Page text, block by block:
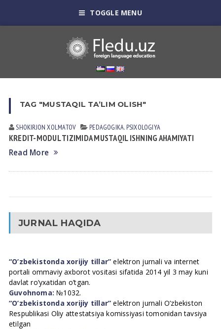
TOGGLE MENU
TAG "MUSTAQIL TA’LIM OLISH"
SHOKIRJON XOLMATOV PEDАGOGIKА. PSIXOLOGIYA
KREDIT-MODUL TIZIMIDA MUSTAQIL ISHNING AHAMIYATI
Read More
JURNAL HAQIDA
“O’zbekistonda xorijiy tillar” elektron jurnali va internet
portali ommaviy axborot vositasi sifatida 2014 yil 3 may kuni
davlat ro’yxatidan o’tgan.
Guvohnoma: №1032.
“O’zbekistonda xorijiy tillar” elektron jurnali O’zbekiston
Respublikasi Oliy attestatsiya komissiyasi tomonidan tavsiya
etilgan